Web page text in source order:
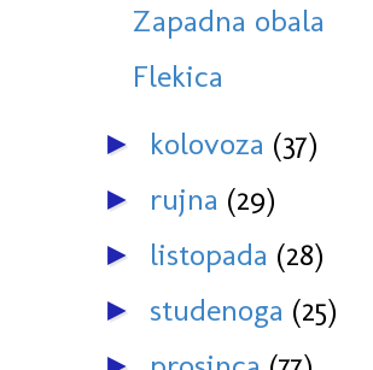
Zapadna obala
Flekica
► kolovoza (37)
► rujna (29)
► listopada (28)
► studenoga (25)